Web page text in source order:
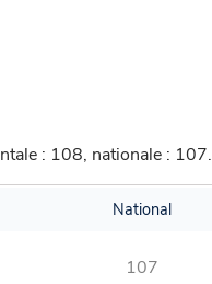
: 108, nationale : 107.
National
107